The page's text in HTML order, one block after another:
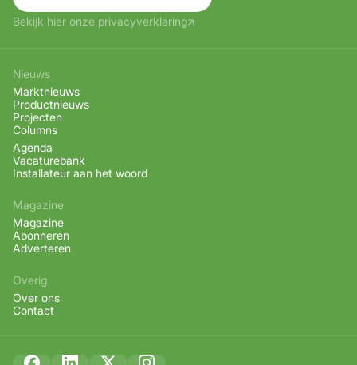
Bekijk hier onze privacyverklaring
Nieuws
Marktnieuws
Productnieuws
Projecten
Columns
Agenda
Vacaturebank
Installateur aan het woord
Magazine
Magazine
Abonneren
Adverteren
Overig
Over ons
Contact